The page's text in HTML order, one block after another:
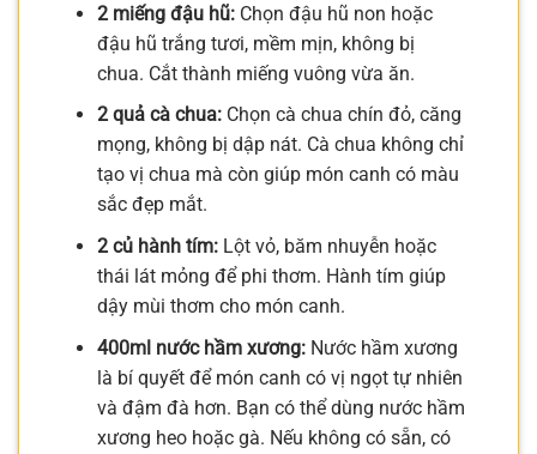
2 miếng đậu hũ:Chọn đậu hũ non hoặc
đậu hũ trắng tươi, mềm mịn, không bị
chua. Cắt thành miếng vuông vừa ăn.
2 quả cà chua:Chọn cà chua chín đỏ, căng
mọng, không bị dập nát. Cà chua không chỉ
tạo vị chua mà còn giúp món canh có màu
sắc đẹp mắt.
2 củ hành tím:Lột vỏ, băm nhuyễn hoặc
thái lát mỏng để phi thơm. Hành tím giúp
dậy mùi thơm cho món canh.
400ml nước hầm xương:Nước hầm xương
là bí quyết để món canh có vị ngọt tự nhiên
và đậm đà hơn. Bạn có thể dùng nước hầm
xương heo hoặc gà. Nếu không có sẵn, có